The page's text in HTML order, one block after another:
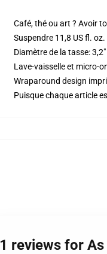
Café, thé ou art ? Avoir
Suspendre 11,8 US fl.
Diamètre de la tasse:
Lave-vaisselle et micro-
Wraparound design
Puisque chaque article
1 reviews for